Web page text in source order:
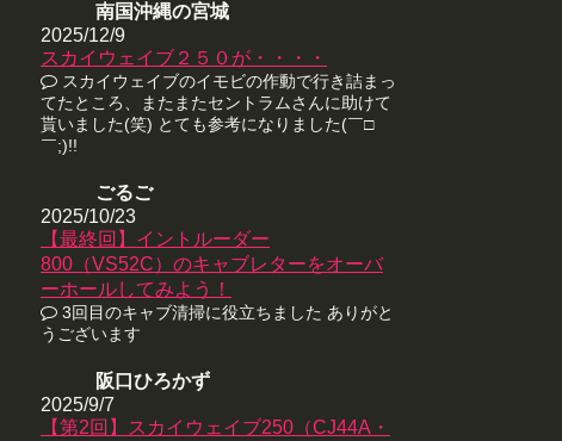
南国沖縄の宮城
2025/12/9
スカイウェイブ２５０が・・・・
スカイウェイブのイモビの作動で行き詰まっ
てたところ、またまたセントラムさんに助けて
貰いました(笑) とても参考になりました(￣□
￣;)!!
ごるご
2025/10/23
【最終回】イントルーダー
800（VS52C）のキャブレターをオーバ
ーホールしてみよう！
3回目のキャブ清掃に役立ちました ありがと
うございます
阪口ひろかず
2025/9/7
【第2回】スカイウェイブ250（CJ44A・